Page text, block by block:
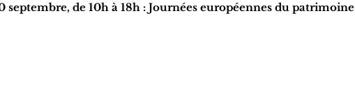
septembre, de 10h à 18h : Journées européennes du patrimoine